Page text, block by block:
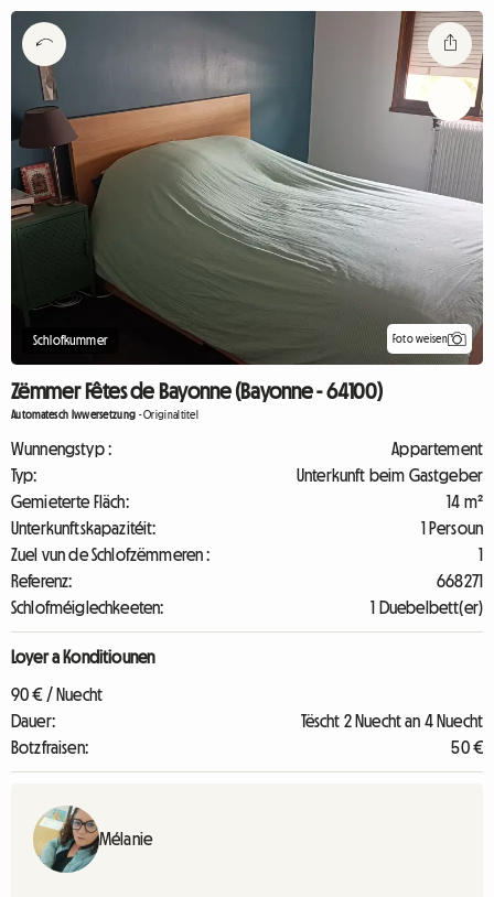
Schlofkummer Foto weisen
Zëmmer Fêtes de Bayonne (Bayonne - 64100)
Automatesch Iwwersetzung -Originaltitel
Wunnengstyp :
Appartement
Typ:
Unterkunft beim Gastgeber
Gemieterte Fläch:
14 m²
Unterkunftskapazitéit:
1 Persoun
Zuel vun de Schlofzëmmeren :
1
Referenz:
668271
Schlofméiglechkeeten:
1 Duebelbett(er)
Loyer a Konditiounen
90 € / Nuecht
Dauer:
Tëscht 2 Nuecht an 4 Nuecht
Botzfraisen:
50 €
Mélanie